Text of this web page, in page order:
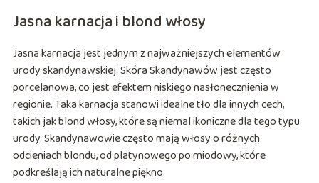
Jasna karnacja i blond włosy
Jasna karnacja jest jednym z najważniejszych elementów
urody skandynawskiej. Skóra Skandynawów jest często
porcelanowa, co jest efektem niskiego nasłonecznienia w
regionie. Taka karnacja stanowi idealne tło dla innych cech,
takich jak blond włosy, które są niemal ikoniczne dla tego typu
urody. Skandynawowie często mają włosy o różnych
odcieniach blondu, od platynowego po miodowy, które
podkreślają ich naturalne piękno.